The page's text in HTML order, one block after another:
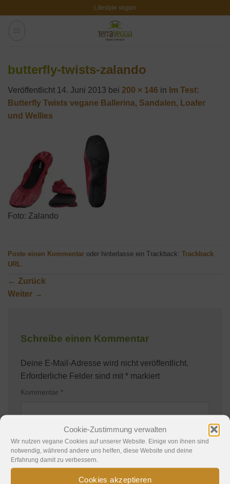
Cookie-Zustimmung verwalten
Wir nutzen vegane Cookies auf unserer Website. Einige von ihnen sind
notwendig, während andere uns helfen, diese Website und deine
Erfahrung damit zu verbessern.
Cookies akzeptieren
Lifestyle vegan
butterfly-twists-zalando
Veröffentlicht 14. Juni 2013 bei 200 × 146 in Im Test:
Butterfly Twists vegane Ballerina, Sandalen, Loafer
und Wellies
Foto: Zalando
Poste einen Kommentar oder hinterlasse ein Trackback: Trackback
URL.
← Zurück
Weiter →
Schreibe einen Kommentar
Deine E-Mail-Adresse wird nicht veröffentlicht.
Erforderliche Felder sind mit * markiert
Kommentar *